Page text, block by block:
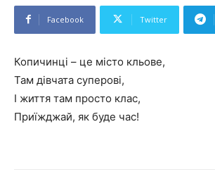
Facebook Twitter
Копичинці – це місто кльове,
Там дівчата суперові,
І життя там просто клас,
Приїжджай, як буде час!